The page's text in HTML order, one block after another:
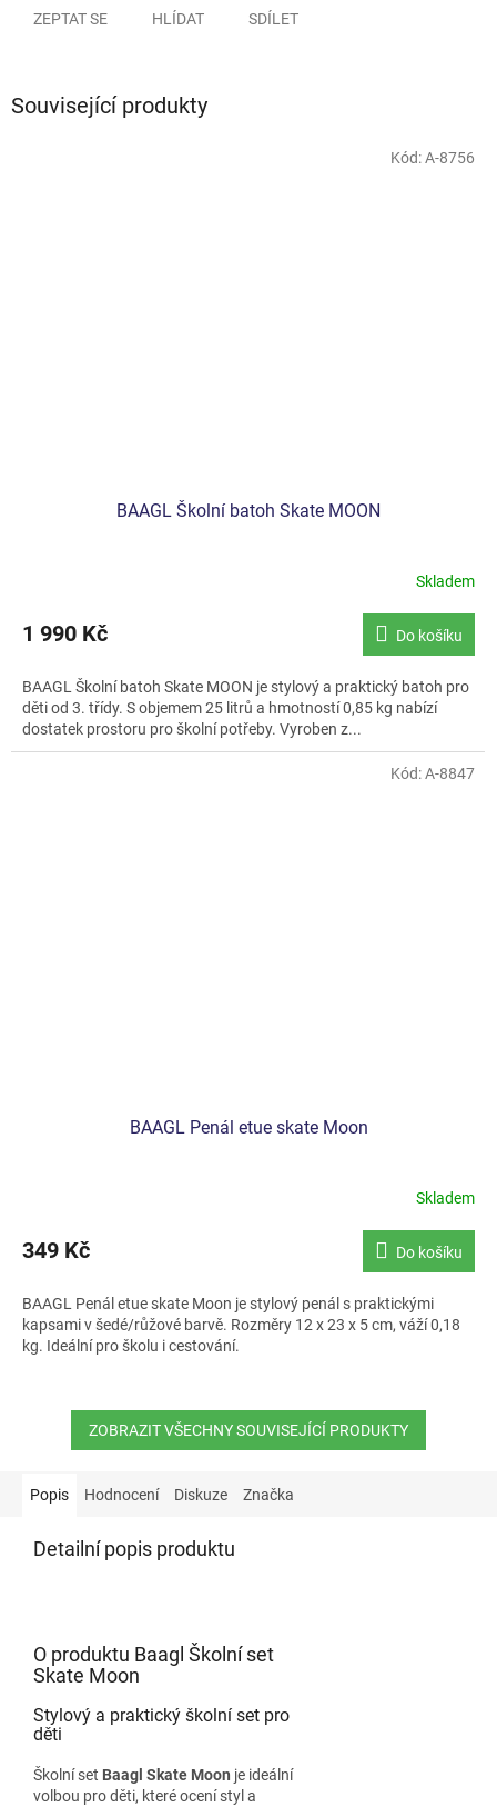
ZEPTAT SE HLÍDAT SDÍLET
Související produkty
BAAGL Školní batoh Skate MOON
Skladem
1 990 Kč Do košíku
BAAGL Školní batoh Skate MOON je stylový a praktický batoh pro
děti od 3. třídy. S objemem 25 litrů a hmotností 0,85 kg nabízí
dostatek prostoru pro školní potřeby. Vyroben z...
Kód:A-8756
BAAGL Penál etue skate Moon
Skladem
349 Kč Do košíku
BAAGL Penál etue skate Moon je stylový penál s praktickými
kapsami v šedé/růžové barvě. Rozměry 12 x 23 x 5 cm, váží 0,18
kg. Ideální pro školu i cestování.
Kód:A-8847
ZOBRAZIT VŠECHNY SOUVISEJÍCÍ PRODUKTY
Popis Hodnocení Diskuze Značka
Detailní popis produktu
O produktu Baagl Školní set
Skate Moon
Stylový a praktický školní set pro
děti
Školní set Baagl Skate Moon je ideální
volbou pro děti, které ocení styl a